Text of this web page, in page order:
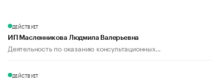
ДЕЙСТВУЕТ
ИП Масленникова Людмила Валерьевна
Деятельность по оказанию консультационных...
ДЕЙСТВУЕТ